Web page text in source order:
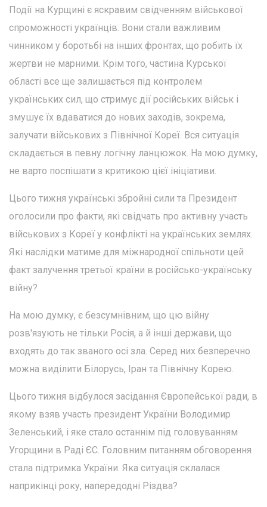
Події на Курщині є яскравим свідченням військової
спроможності українців. Вони стали важливим
чинником у боротьбі на інших фронтах, що робить їх
жертви не марними. Крім того, частина Курської
області все ще залишається під контролем
українських сил, що стримує дії російських військ і
змушує їх вдаватися до нових заходів, зокрема,
залучати військових з Північної Кореї. Вся ситуація
складається в певну логічну ланцюжок. На мою думку,
не варто поспішати з критикою цієї ініціативи.
Цього тижня українські збройні сили та Президент
оголосили про факти, які свідчать про активну участь
військових з Кореї у конфлікті на українських землях.
Які наслідки матиме для міжнародної спільноти цей
факт залучення третьої країни в російсько-українську
війну?
На мою думку, є безсумнівним, що цю війну
розв'язують не тільки Росія, а й інші держави, що
входять до так званого осі зла. Серед них безперечно
можна виділити Білорусь, Іран та Північну Корею.
Цього тижня відбулося засідання Європейської ради, в
якому взяв участь президент України Володимир
Зеленський, і яке стало останнім під головуванням
Угорщини в Раді ЄС. Головним питанням обговорення
стала підтримка України. Яка ситуація склалася
наприкінці року, напередодні Різдва?